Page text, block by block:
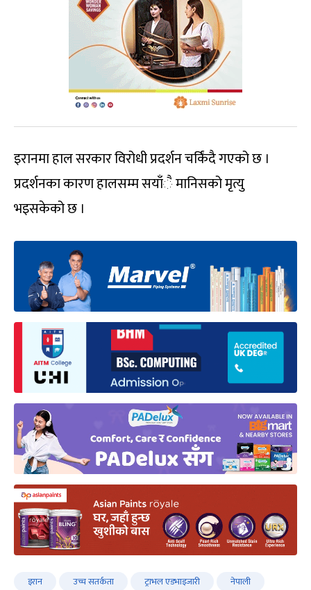
इरानमा हाल सरकार विरोधी प्रदर्शन चर्किंदै गएको छ ।
प्रदर्शनका कारण हालसम्म सयाँै मानिसको मृत्यु
भइसकेको छ ।
इरान उच्च सतर्कता ट्राभल एडभाइजारी
नेपाली